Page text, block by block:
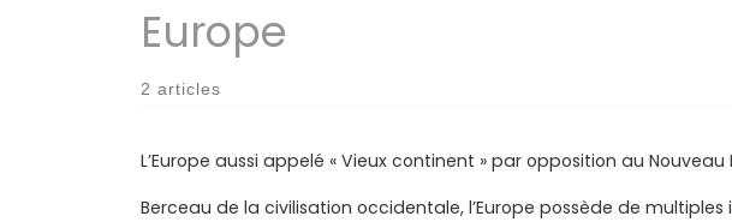
Europe
2 articles
L’Europe aussi appelé « Vieux continent » par opposition au Nouveau
Berceau de la civilisation occidentale, l’Europe possède de